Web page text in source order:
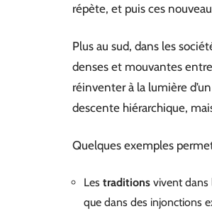
répète, et puis ces
Plus au sud, dans les
denses et mouvantes
réinventer à la lumière
descente hiérarchique,
Quelques exemples
Les traditions vivent dans
que dans des injonctions